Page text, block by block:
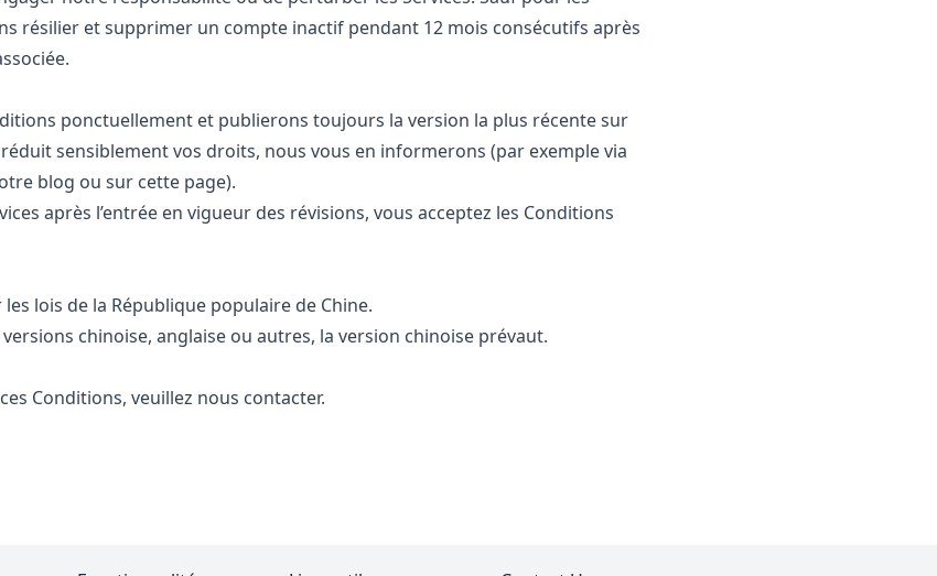
résilier et supprimer un compte inactif pendant 12 mois consécutifs après
ponctuellement et publierons toujours la version la plus récente sur
sensiblement vos droits, nous vous en informerons (par exemple via
blog ou sur cette page).
après l’entrée en vigueur des révisions, vous acceptez les Conditions
lois de la République populaire de Chine.
chinoise, anglaise ou autres, la version chinoise prévaut.
Conditions, veuillez nous contacter.